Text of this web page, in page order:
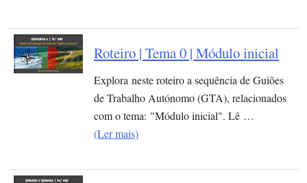
Roteiro | Tema 0 | Módulo inicial
Explora neste roteiro a sequência de Guiões
de Trabalho Autónomo (GTA), relacionados
com o tema: "Módulo inicial". Lê …
(Ler mais)